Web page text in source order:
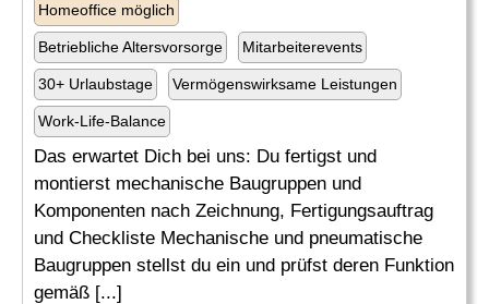
Homeoffice möglich
Betriebliche Altersvorsorge Mitarbeiterevents
30+ Urlaubstage Vermögenswirksame Leistungen
Work-Life-Balance
Das erwartet Dich bei uns: Du fertigst und
montierst mechanische Baugruppen und
Komponenten nach Zeichnung, Fertigungsauftrag
und Checkliste Mechanische und pneumatische
Baugruppen stellst du ein und prüfst deren Funktion
gemäß [...]